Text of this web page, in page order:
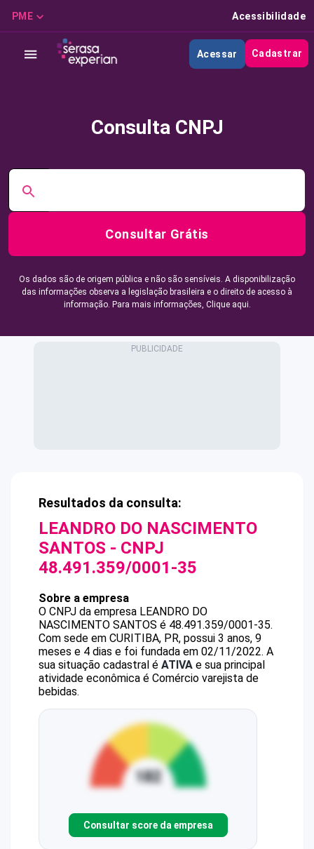
PME Acessibilidade
Acessar Cadastrar
Consulta CNPJ
Consultar Grátis
Os dados são de origem pública e não são sensíveis. A disponibilização
das informações observa a legislação brasileira e o direito de acesso à
informação. Para mais informações, Clique aqui.
Resultados da consulta:
LEANDRO DO NASCIMENTO
SANTOS - CNPJ
48.491.359/0001-35
Sobre a empresa
O CNPJ da empresa LEANDRO DO
NASCIMENTO SANTOS é 48.491.359/0001-35.
Com sede em CURITIBA, PR, possui 3 anos, 9
meses e 4 dias e foi fundada em 02/11/2022. A
sua situação cadastral é ATIVA e sua principal
atividade econômica é Comércio varejista de
bebidas.
Consultar score da empresa